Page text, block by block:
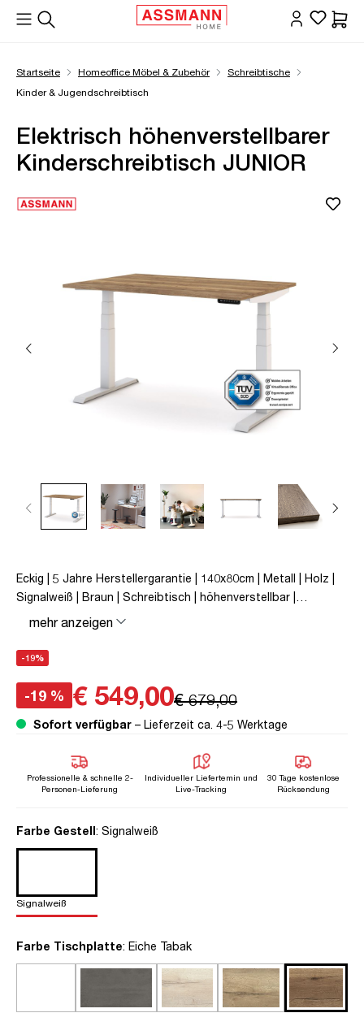
springen
Startseite Homeoffice Möbel & Zubehör
Schreibtische
Kinder & Jugendschreibtisch
Elektrisch höhenverstellbarer
Kinderschreibtisch JUNIOR
Eckig | 5 Jahre Herstellergarantie | 140x80cm | Metall | Holz |
Signalweiß | Braun | Schreibtisch | höhenverstellbar |
unmontiert | Pitino | bis zu 50 kg | Eiche Tabak | TÜV©
geprüfte Ergonomie | TÜV© mobiles Arbeiten | Kollisions-
Schutz | Elektrisch höhenverstellbar | Familiengerecht |
mehr anzeigen
-19%
-19 % € 549,00€ 679,00
Sofort verfügbar – Lieferzeit ca. 4-5 Werktage
Professionelle & schnelle 2-
Personen-Lieferung
Individueller Liefertemin und
Live-Tracking
30 Tage kostenlose
Rücksendung
Farbe Gestellauswählen
: Signalweiß
Signalweiß
Farbe Tischplatteauswählen
: Eiche Tabak